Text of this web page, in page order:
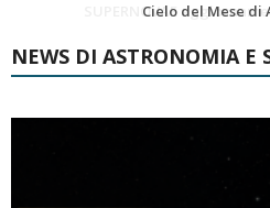
SUPERNOVAE aggiornamenti
Le Comete del mese di Agosto:
NEWS DI ASTRONOMIA E